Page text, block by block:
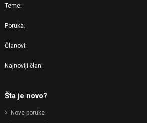
Teme
Poruka
Članovi
Najnoviji član
Šta je novo?
Nove poruke